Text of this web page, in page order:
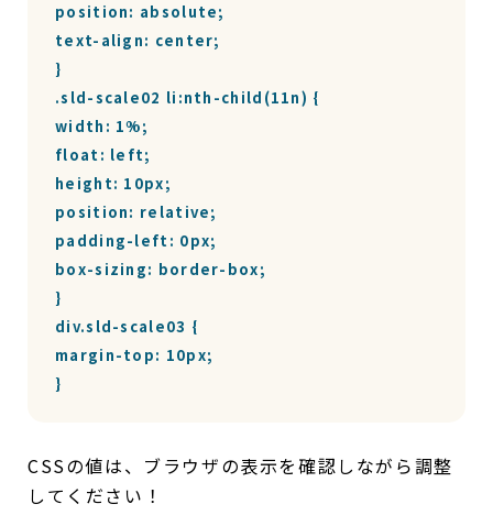
position: absolute;
text-align: center;
}
.sld-scale02 li:nth-child(11n) {
width: 1%;
float: left;
height: 10px;
position: relative;
padding-left: 0px;
box-sizing: border-box;
}
div.sld-scale03 {
margin-top: 10px;
}
CSSの値は、ブラウザの表示を確認しながら調整
してください！